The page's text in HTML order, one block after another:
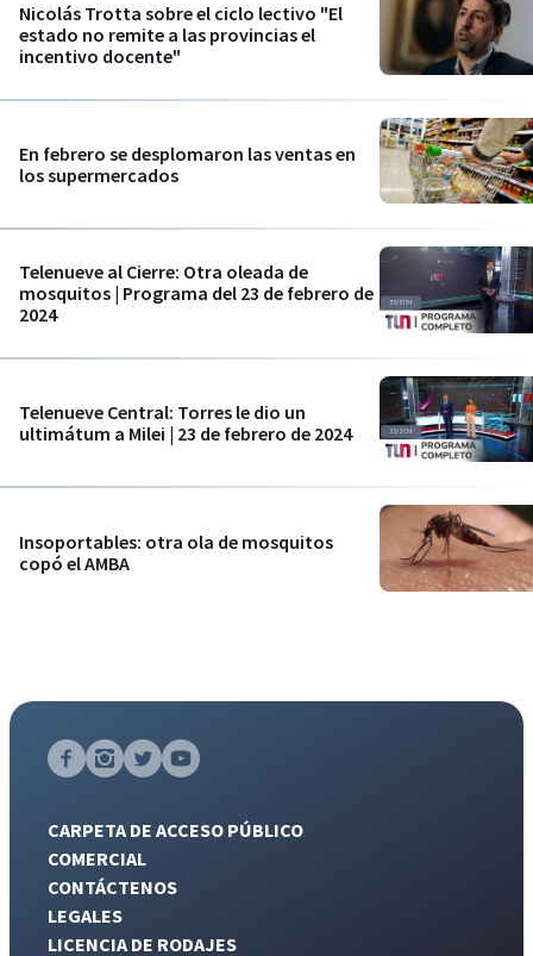
Nicolás Trotta sobre el ciclo lectivo "El
estado no remite a las provincias el
incentivo docente"
En febrero se desplomaron las ventas en
los supermercados
Telenueve al Cierre: Otra oleada de
mosquitos | Programa del 23 de febrero de
2024
Telenueve Central: Torres le dio un
ultimátum a Milei | 23 de febrero de 2024
Insoportables: otra ola de mosquitos
copó el AMBA
CARPETA DE ACCESO PÚBLICO
COMERCIAL
CONTÁCTENOS
LEGALES
LICENCIA DE RODAJES